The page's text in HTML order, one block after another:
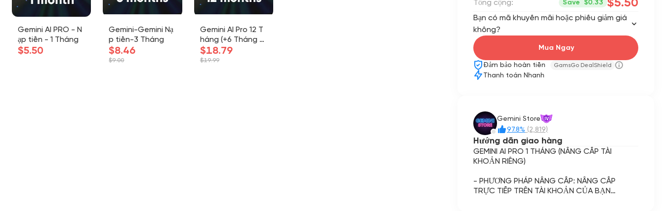
Gemini AI PRO - N
ạp tiền - 1 Tháng
$5.50
Gemini-Gemini Nạ
p tiền-3 Tháng
$8.46
$9.00
Gemini AI Pro 12 T
háng (+6 Tháng T
HƯỞNG)
$18.79
$19.99
Tổng cộng:
Save $0.33
Bạn có mã khuyến mãi hoặc phiếu giảm giá
không?
Mua Ngay
Đảm bảo hoàn tiền GamsGo DealShield
Thanh toán Nhanh
Gemini Store IV
97.8% (2,819)
Hướng dẫn giao hàng
GEMINI AI PRO 1 THÁNG (NÂNG CẤP TÀI
KHOẢN RIÊNG)
- PHƯƠNG PHÁP NÂNG CẤP: NÂNG CẤP
TRỰC TIẾP TRÊN TÀI KHOẢN CỦA BẠN